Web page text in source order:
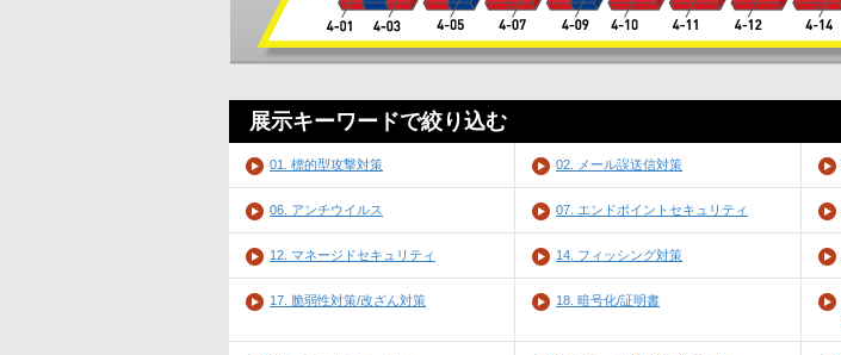
展示キーワードで絞り込む
01. 標的型攻撃対策 02. メール誤送信対策
06. アンチウイルス 07. エンドポイントセキュリティ
12. マネージドセキュリティ 14. フィッシング対策
17. 脆弱性対策/改ざん対策 18. 暗号化/証明書